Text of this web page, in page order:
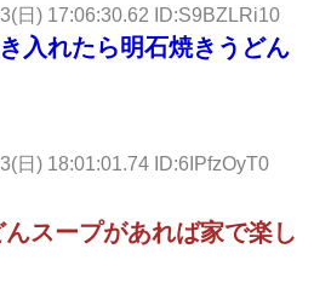
日) 17:06:30.62 ID:S9BZLRi10
入れたら明石焼きうどん
日) 18:01:01.74 ID:6IPfzOyT0
スープがあれば家で楽し